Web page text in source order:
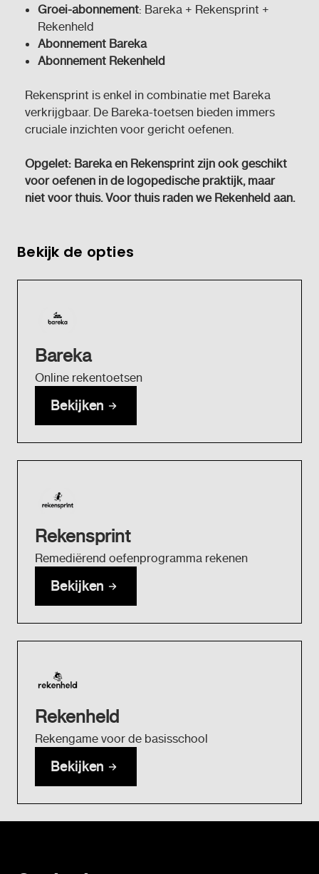
Groei-abonnement: Bareka + Rekensprint +
Rekenheld
Abonnement Bareka
Abonnement Rekenheld
Rekensprint is enkel in combinatie met Bareka
verkrijgbaar. De Bareka-toetsen bieden immers
cruciale inzichten voor gericht oefenen.
Opgelet: Bareka en Rekensprint zijn ook geschikt
voor oefenen in de logopedische praktijk, maar
niet voor thuis. Voor thuis raden we Rekenheld aan.
Bekijk de opties
Bareka
Online rekentoetsen
Bekijken
Rekensprint
Remediërend oefenprogramma rekenen
Bekijken
Rekenheld
Rekengame voor de basisschool
Bekijken